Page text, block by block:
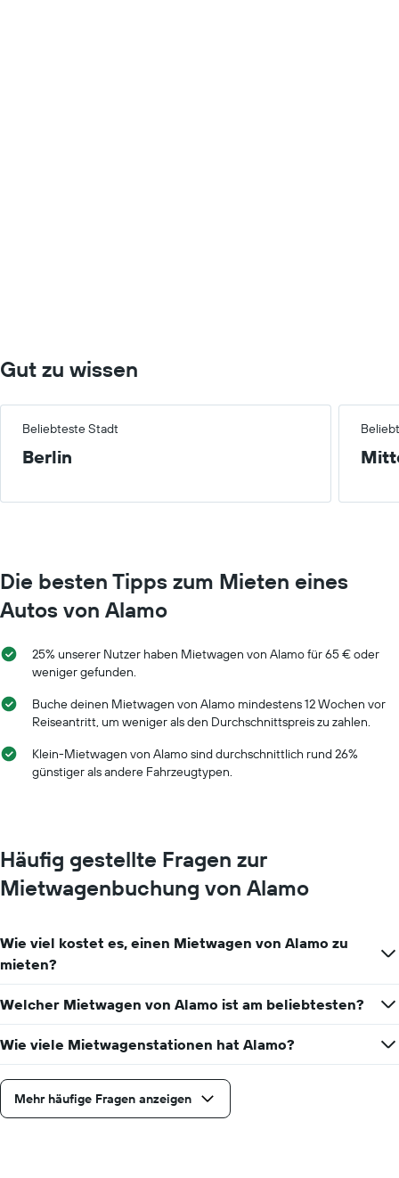
Gut zu wissen
Beliebteste Stadt
Berlin
Die besten Tipps zum Mieten eines
Autos von Alamo
25% unserer Nutzer haben Mietwagen von Alamo für 65 € oder
weniger gefunden.
Buche deinen Mietwagen von Alamo mindestens 12 Wochen vor
Reiseantritt, um weniger als den Durchschnittspreis zu zahlen.
Klein-Mietwagen von Alamo sind durchschnittlich rund 26%
günstiger als andere Fahrzeugtypen.
Häufig gestellte Fragen zur
Mietwagenbuchung von Alamo
Wie viel kostet es, einen Mietwagen von Alamo zu
mieten?
Welcher Mietwagen von Alamo ist am beliebtesten?
Wie viele Mietwagenstationen hat Alamo?
Mehr häufige Fragen anzeigen